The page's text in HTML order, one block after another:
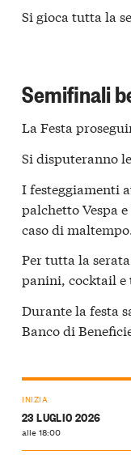
Si gioca tutta la
Semifinali
La Festa
Si disputeranno le
I festeggiamenti
palchetto Vespa
caso di maltempo.
Per tutta la
panini, cocktail
Durante la festa
Banco di
INIZIA
23 LUGLIO 2026
alle 18:00